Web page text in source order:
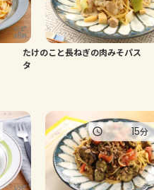
たけのこと長ねぎの肉みそパス
タ
15分